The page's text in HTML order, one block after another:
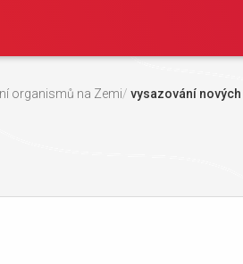
organismů na Zemi vysazování